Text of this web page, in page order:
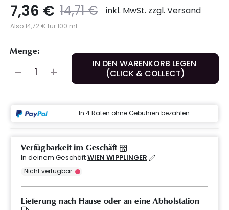
Preis
14,71 €to
7,36 € inkl. MwSt. zzgl. Versand
Also 14,72 € für 100 ml
Menge:
IN DEN WARENKORB LEGEN
(CLICK & COLLECT)
In 4 Raten ohne Gebühren bezahlen
Verfügbarkeit im Geschäft
In deinem GeschäftWIEN WIPPLINGER
Nicht verfügbar
Lieferung nach Hause oder an eine Abholstation